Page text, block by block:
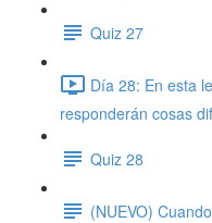
Quiz 27
Día 28: En esta
responderán cosas
Quiz 28
(NUEVO)